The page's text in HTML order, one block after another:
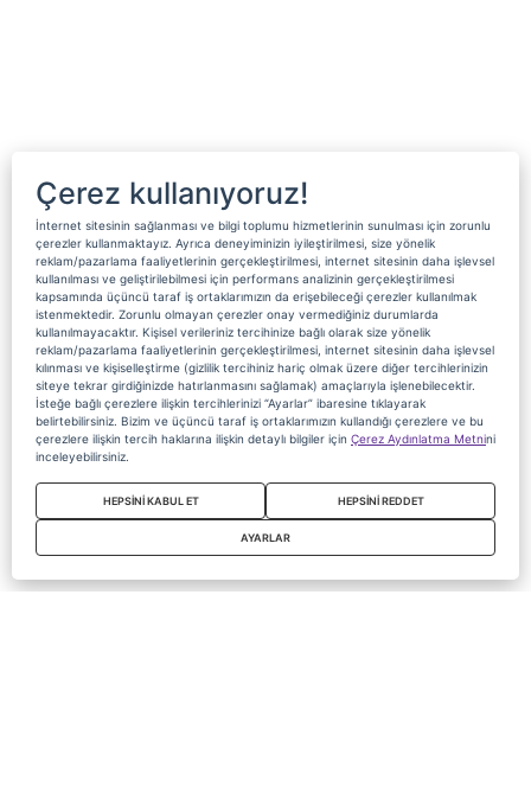
Çerez kullanıyoruz!
İnternet sitesinin sağlanması ve bilgi toplumu hizmetlerinin sunulması için zorunlu
çerezler kullanmaktayız. Ayrıca deneyiminizin iyileştirilmesi, size yönelik
reklam/pazarlama faaliyetlerinin gerçekleştirilmesi, internet sitesinin daha işlevsel
kullanılması ve geliştirilebilmesi için performans analizinin gerçekleştirilmesi
kapsamında üçüncü taraf iş ortaklarımızın da erişebileceği çerezler kullanılmak
istenmektedir. Zorunlu olmayan çerezler onay vermediğiniz durumlarda
kullanılmayacaktır. Kişisel verileriniz tercihinize bağlı olarak size yönelik
reklam/pazarlama faaliyetlerinin gerçekleştirilmesi, internet sitesinin daha işlevsel
kılınması ve kişiselleştirme (gizlilik tercihiniz hariç olmak üzere diğer tercihlerinizin
siteye tekrar girdiğinizde hatırlanmasını sağlamak) amaçlarıyla işlenebilecektir.
İsteğe bağlı çerezlere ilişkin tercihlerinizi “Ayarlar” ibaresine tıklayarak
belirtebilirsiniz. Bizim ve üçüncü taraf iş ortaklarımızın kullandığı çerezlere ve bu
çerezlere ilişkin tercih haklarına ilişkin detaylı bilgiler için Çerez Aydınlatma Metnini
inceleyebilirsiniz.
HEPSİNİ KABUL ET HEPSİNİ REDDET
AYARLAR